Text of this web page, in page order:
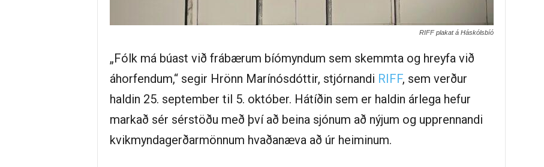
RIFF plakat á Háskólsbíó
„Fólk má búast við frábærum bíómyndum sem skemmta og hreyfa við
áhorfendum,“ segir Hrönn Marínósdóttir, stjórnandi RIFF, sem verður
haldin 25. september til 5. október. Hátíðin sem er haldin árlega hefur
markað sér sérstöðu með því að beina sjónum að nýjum og upprennandi
kvikmyndagerðarmönnum hvaðanæva að úr heiminum.